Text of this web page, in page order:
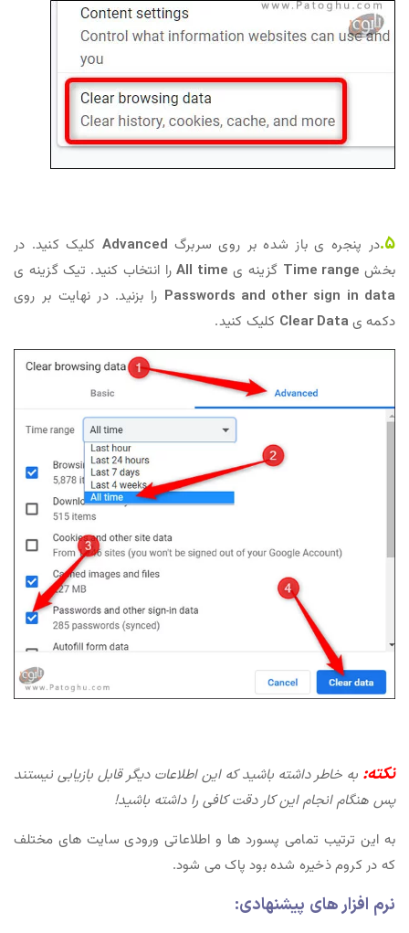
5. در پنجره ی باز شده بر روی سربرگ Advanced کلیک کنید. در
بخش Time range گزینه ی All timeرا انتخاب کنید. تیک گزینه ی
Passwords and other sign in data را بزنید. در نهایت بر روی
دکمه یClear Data کلیک کنید.
نکته: به خاطر داشته باشید که این اطلاعات دیگر قابل بازیابی نیستند
پس هنگام انجام این کار دقت کافی را داشته باشید!
به این ترتیب تمامی پسورد ها و اطلاعاتی ورودی سایت های مختلف
که در کروم ذخیره شده بود پاک می شود.
نرم افزار های پیشنهادی: